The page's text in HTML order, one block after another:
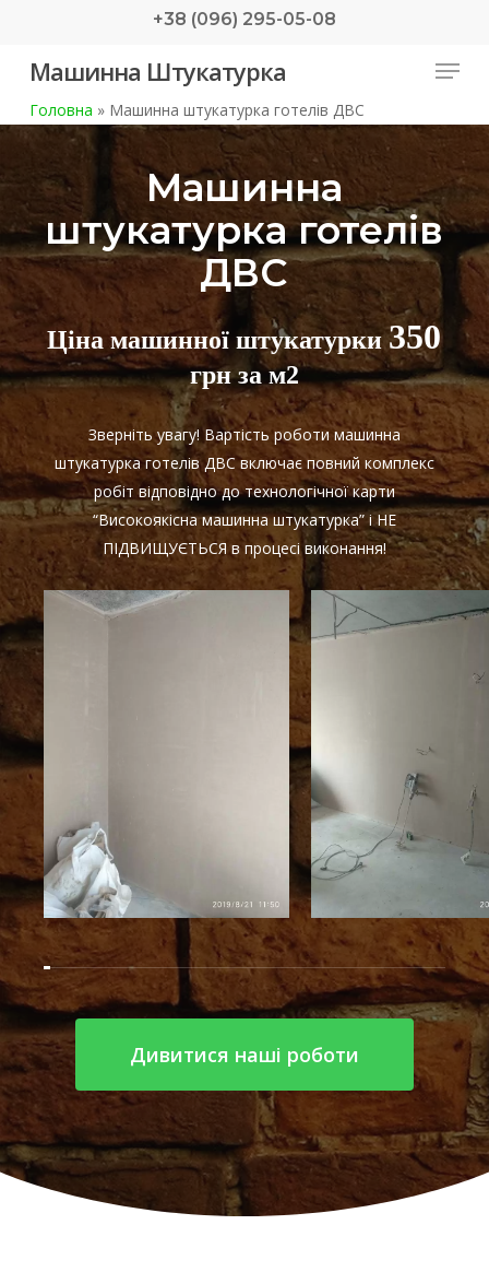
main
+38 (096) 295-05-08
Машинна Штукатурка Menu
Головна »Машинна штукатурка готелів ДВС
Машинна
штукатурка готелів
ДВС
Ціна машинної штукатурки350
грн за м2
Зверніть увагу! Вартість роботи машинна
штукатурка готелів ДВС включає повний комплекс
робіт відповідно до технологічної карти
“Високоякісна машинна штукатурка” і НЕ
ПІДВИЩУЄТЬСЯ в процесі виконання!
Дивитися наші роботи